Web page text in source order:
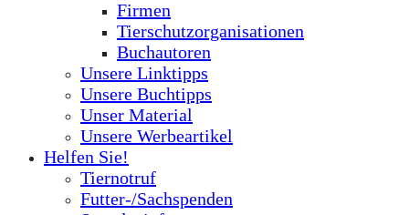
Firmen
Tierschutzorganisationen
Buchautoren
Unsere Linktipps
Unsere Buchtipps
Unser Material
Unsere Werbeartikel
Helfen Sie!
Tiernotruf
Futter-/Sachspenden